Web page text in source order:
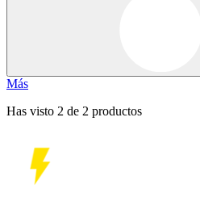
Más
Has visto 2 de 2 productos